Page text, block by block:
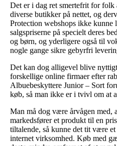
Det er i dag ret smertefrit for folk
diverse butikker på nettet, og
Protection webshops ikke kunne
salgspriserne på specielt deres
og børn, og yderligere også til
nogle gange sikre gebyrfri
Det kan dog alligevel blive
forskellige online firmaer efter
Albuebeskyttere Junior – Sort
køb, så man ikke er i tvivl om at
Man må dog være årvågen med,
markedsfører et produkt til en
tiltalende, så kunne det tit være
internet virksomhed. Køb med